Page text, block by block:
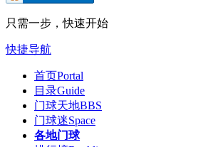
只需一步，快速开始
快捷导航
首页Portal
目录Guide
门球天地BBS
门球迷Space
各地门球